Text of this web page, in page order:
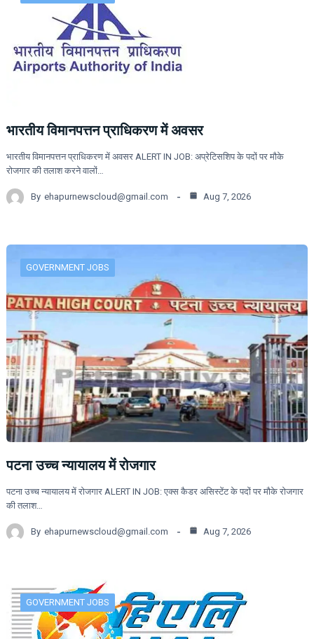
भारतीय विमानपत्तन प्राधिकरण में अवसर
भारतीय विमानपत्तन प्राधिकरण में अवसर ALERT IN JOB: अप्रेटिसशिप के पदों पर मौके
रोजगार की तलाश करने वालों…
By ehapurnewscloud@gmail.com Aug 7, 2026
GOVERNMENT JOBS
पटना उच्च न्यायालय में रोजगार
पटना उच्च न्यायालय में रोजगार ALERT IN JOB: एक्स कैडर असिस्टेंट के पदों पर मौके रोजगार
की तलाश…
By ehapurnewscloud@gmail.com Aug 7, 2026
GOVERNMENT JOBS